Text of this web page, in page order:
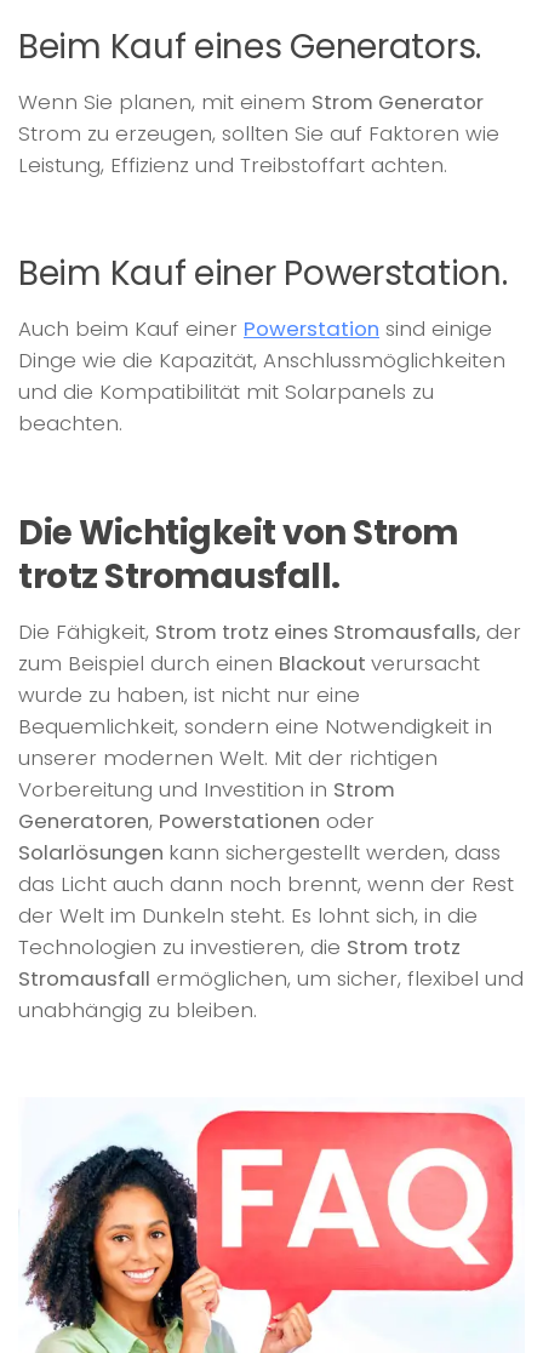
Beim Kauf eines Generators.
Wenn Sie planen, mit einem Strom Generator
Strom zu erzeugen, sollten Sie auf Faktoren wie
Leistung, Effizienz und Treibstoffart achten.
Beim Kauf einer Powerstation.
Auch beim Kauf einer Powerstation sind einige
Dinge wie die Kapazität, Anschlussmöglichkeiten
und die Kompatibilität mit Solarpanels zu
beachten.
Die Wichtigkeit von Strom
trotz Stromausfall.
Die Fähigkeit, Strom trotz eines Stromausfalls, der
zum Beispiel durch einen Blackout verursacht
wurde zu haben, ist nicht nur eine
Bequemlichkeit, sondern eine Notwendigkeit in
unserer modernen Welt. Mit der richtigen
Vorbereitung und Investition in Strom
Generatoren, Powerstationen oder
Solarlösungen kann sichergestellt werden, dass
das Licht auch dann noch brennt, wenn der Rest
der Welt im Dunkeln steht. Es lohnt sich, in die
Technologien zu investieren, die Strom trotz
Stromausfall ermöglichen, um sicher, flexibel und
unabhängig zu bleiben.